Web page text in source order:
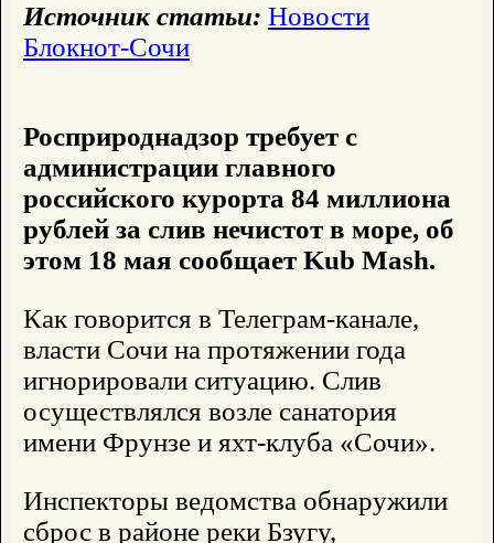
Источник статьи: Новости
Блокнот-Сочи
Росприроднадзор требует с
администрации главного
российского курорта 84 миллиона
рублей за слив нечистот в море, об
этом 18 мая сообщает Kub Mash.
Как говорится в Телеграм-канале,
власти Сочи на протяжении года
игнорировали ситуацию. Слив
осуществлялся возле санатория
имени Фрунзе и яхт-клуба «Сочи».
Инспекторы ведомства обнаружили
сброс в районе реки Бзугу,